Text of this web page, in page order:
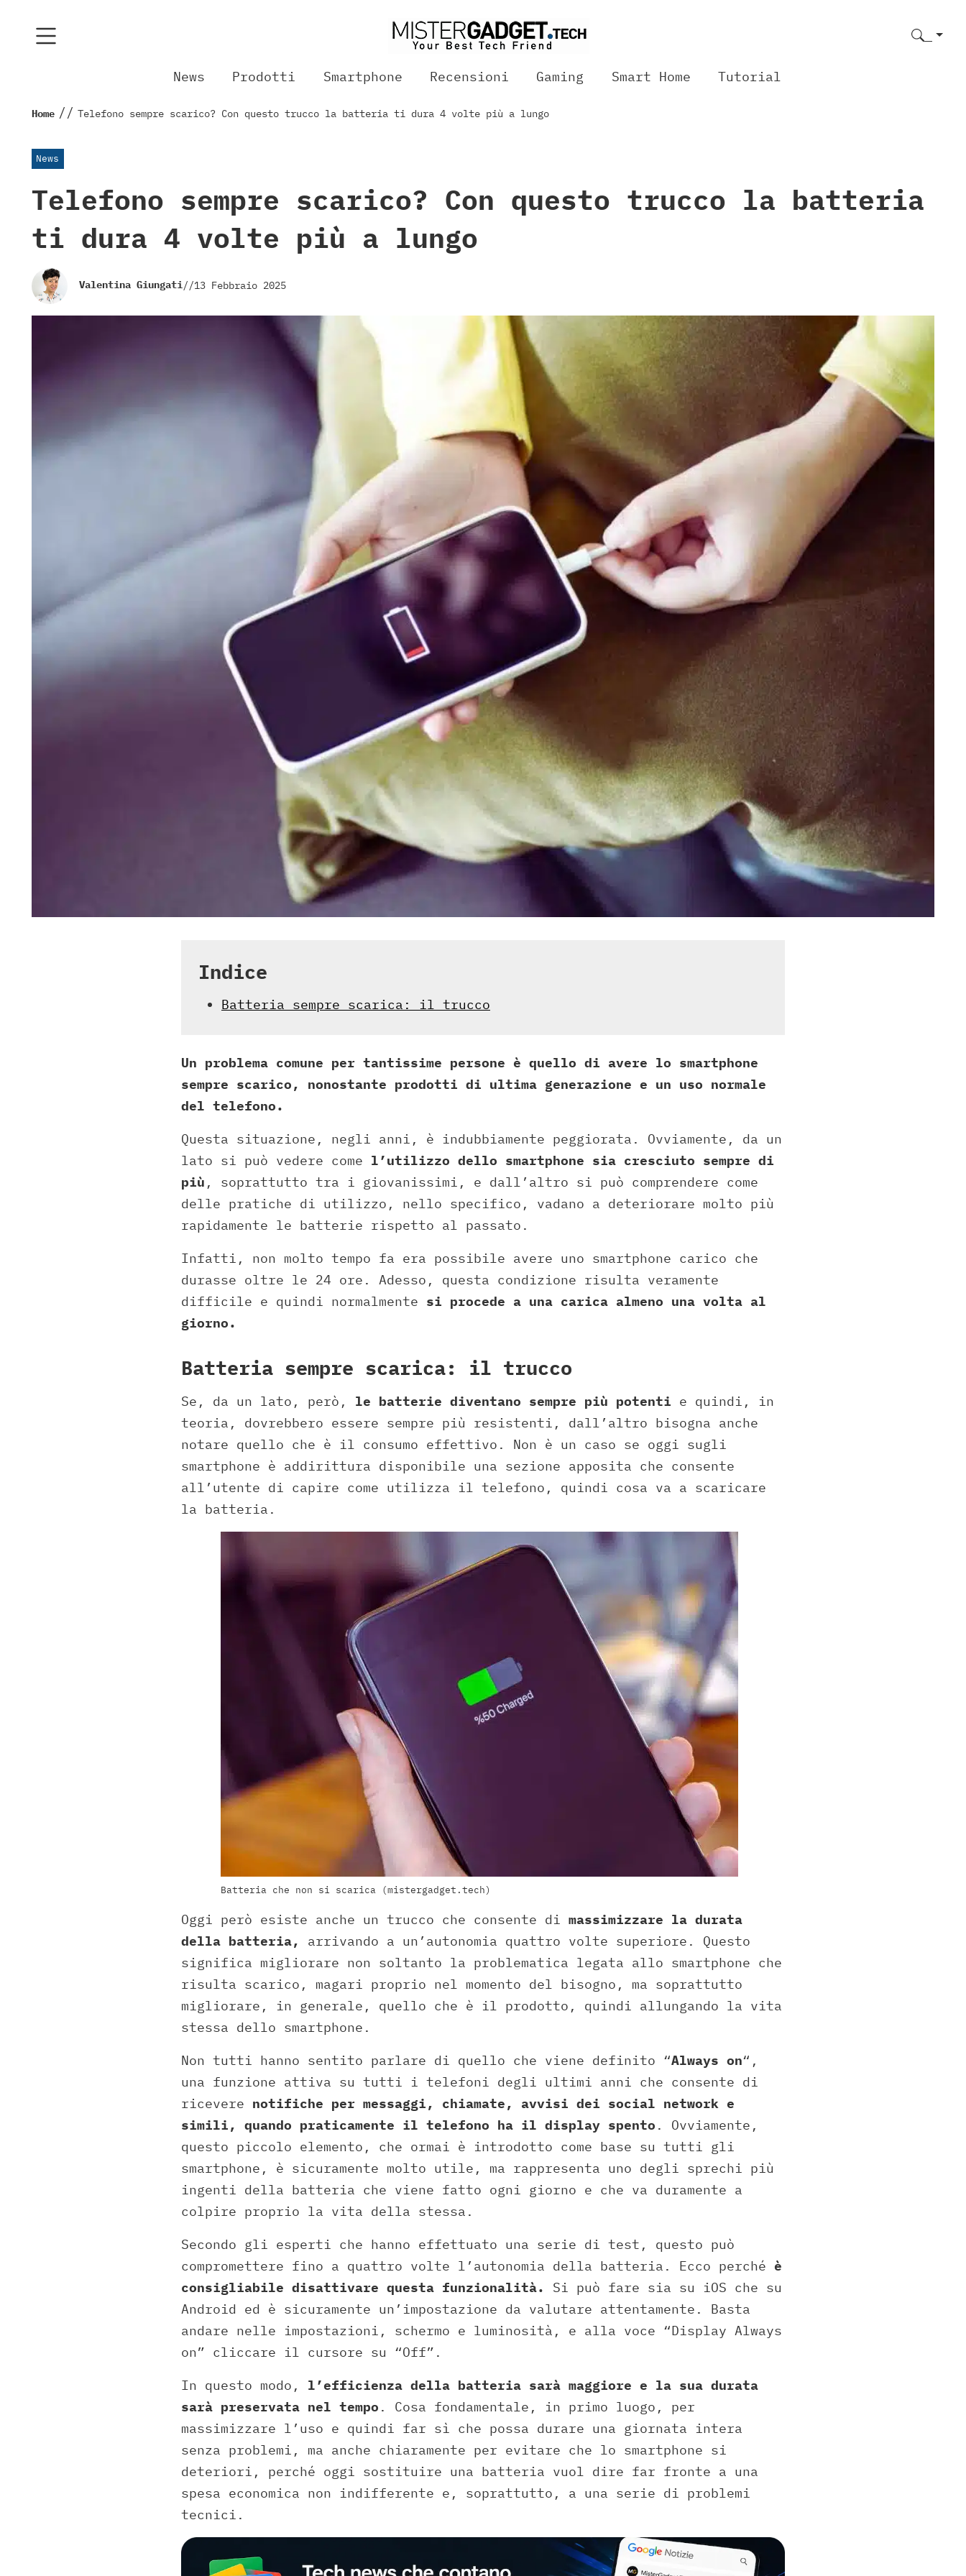
News Prodotti Smartphone Recensioni Gaming Smart Home Tutorial
Home // Telefono sempre scarico? Con questo trucco la batteria ti dura 4 volte più a lungo
News
Telefono sempre scarico? Con questo trucco la batteria
ti dura 4 volte più a lungo
Valentina Giungati//13 Febbraio 2025
Indice
Batteria sempre scarica: il trucco
Un problema comune per tantissime persone è quello di avere lo smartphone
sempre scarico, nonostante prodotti di ultima generazione e un uso normale
del telefono.
Questa situazione, negli anni, è indubbiamente peggiorata. Ovviamente, da un
lato si può vedere come l’utilizzo dello smartphone sia cresciuto sempre di
più , soprattutto tra i giovanissimi, e dall’altro si può comprendere come
delle pratiche di utilizzo, nello specifico, vadano a deteriorare molto più
rapidamente le batterie rispetto al passato.
Infatti, non molto tempo fa era possibile avere uno smartphone carico che
durasse oltre le 24 ore. Adesso, questa condizione risulta veramente
difficile e quindi normalmente si procede a una carica almeno una volta al
giorno.
Batteria sempre scarica: il trucco
Se, da un lato, però, le batterie diventano sempre più potenti e quindi, in
teoria, dovrebbero essere sempre più resistenti, dall’altro bisogna anche
notare quello che è il consumo effettivo. Non è un caso se oggi sugli
smartphone è addirittura disponibile una sezione apposita che consente
all’utente di capire come utilizza il telefono, quindi cosa va a scaricare
la batteria.
Batteria che non si scarica (mistergadget.tech)
Oggi però esiste anche un trucco che consente di massimizzare la durata
della batteria,
arrivando a un’autonomia quattro volte superiore. Questo
significa migliorare non soltanto la problematica legata allo smartphone che
risulta scarico, magari proprio nel momento del bisogno, ma soprattutto
migliorare, in generale, quello che è il prodotto, quindi allungando la vita
stessa dello smartphone.
Non tutti hanno sentito parlare di quello che viene definito “Always on“,
una funzione attiva su tutti i telefoni degli ultimi anni che consente di
ricevere notifiche per messaggi, chiamate, avvisi dei social network e
simili, quando praticamente il telefono ha il display spento . Ovviamente,
questo piccolo elemento, che ormai è introdotto come base su tutti gli
smartphone, è sicuramente molto utile, ma rappresenta uno degli sprechi più
ingenti della batteria che viene fatto ogni giorno e che va duramente a
colpire proprio la vita della stessa.
Secondo gli esperti che hanno effettuato una serie di test, questo può
compromettere fino a quattro volte l’autonomia della batteria. Ecco perché è
consigliabile disattivare questa funzionalità.
Si può fare sia su iOS che su
Android ed è sicuramente un’impostazione da valutare attentamente. Basta
andare nelle impostazioni, schermo e luminosità, e alla voce “Display Always
on” cliccare il cursore su “Off”.
In questo modo,
l’efficienza della batteria sarà maggiore e la sua durata
sarà preservata nel tempo . Cosa fondamentale, in primo luogo, per
massimizzare l’uso e quindi far sì che possa durare una giornata intera
senza problemi, ma anche chiaramente per evitare che lo smartphone si
deteriori, perché oggi sostituire una batteria vuol dire far fronte a una
spesa economica non indifferente e, soprattutto, a una serie di problemi
tecnici.